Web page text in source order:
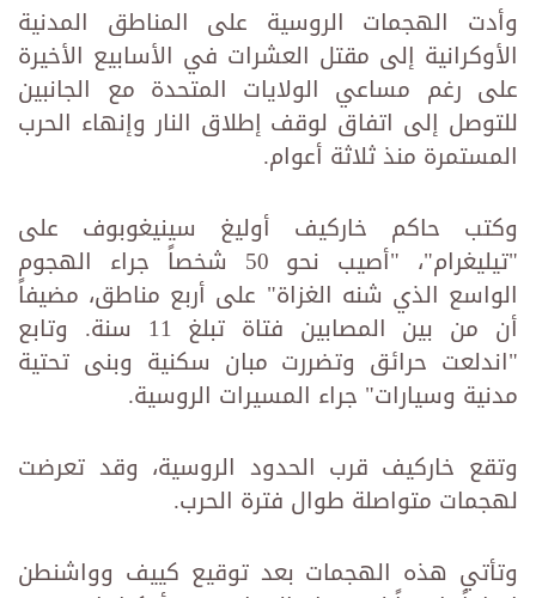
وأدت الهجمات الروسية على المناطق المدنية
الأوكرانية إلى مقتل العشرات في الأسابيع الأخيرة
على رغم مساعي الولايات المتحدة مع الجانبين
للتوصل إلى اتفاق لوقف إطلاق النار وإنهاء الحرب
المستمرة منذ ثلاثة أعوام.
وكتب حاكم خاركيف أوليغ سينيغوبوف على
"تيليغرام"، "أصيب نحو 50 شخصاً جراء الهجوم
الواسع الذي شنه الغزاة" على أربع مناطق، مضيفاً
أن من بين المصابين فتاة تبلغ 11 سنة. وتابع
"اندلعت حرائق وتضررت مبان سكنية وبنى تحتية
مدنية وسيارات" جراء المسيرات الروسية.
وتقع خاركيف قرب الحدود الروسية، وقد تعرضت
لهجمات متواصلة طوال فترة الحرب.
وتأتي هذه الهجمات بعد توقيع كييف وواشنطن